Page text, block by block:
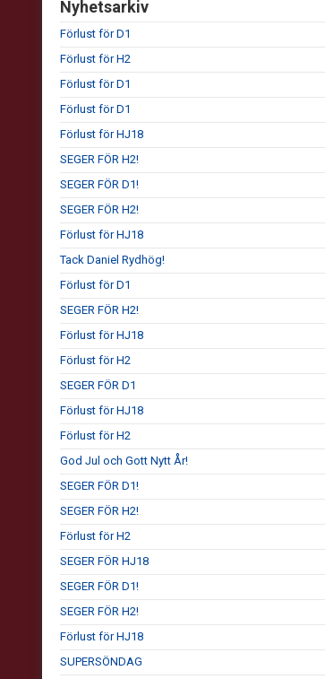
Nyhetsarkiv
Förlust för D1
Förlust för H2
Förlust för D1
Förlust för D1
Förlust för HJ18
SEGER FÖR H2!
SEGER FÖR D1!
SEGER FÖR H2!
Förlust för HJ18
Tack Daniel Rydhög!
Förlust för D1
SEGER FÖR H2!
Förlust för HJ18
Förlust för H2
SEGER FÖR D1
Förlust för HJ18
Förlust för H2
God Jul och Gott Nytt År!
SEGER FÖR D1!
SEGER FÖR H2!
Förlust för H2
SEGER FÖR HJ18
SEGER FÖR D1!
SEGER FÖR H2!
Förlust för HJ18
SUPERSÖNDAG